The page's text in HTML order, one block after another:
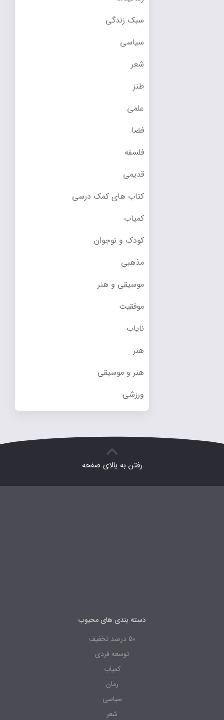
سبک زندگی
سیاسی
شعر
طنز
علمی
فضا
فلسفه
قدیمی
کتاب های کمک درسی
کمیاب
کودک و نوجوان
مذهبی
موسیقی و هنر
موفقیت
نایاب
هنر
هنر و موسیقی
ورزشی
رفتن به بالای صفحه
دسته بندی های محبوب
50 درصد تخفیف
توسعه فردی
کمیاب
رمان
سیاسی
شعر